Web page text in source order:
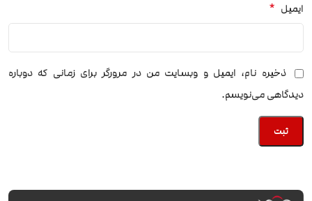
ایمیل *
ذخیره نام، ایمیل و وبسایت من در مرورگر برای زمانی که دوباره
دیدگاهی می‌نویسم.